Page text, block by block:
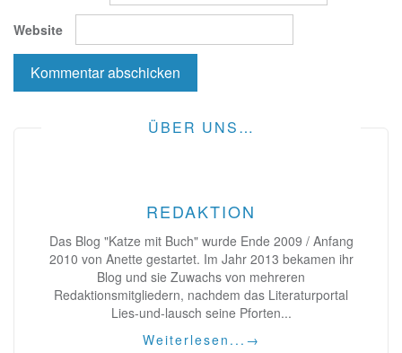
Website
ÜBER UNS…
REDAKTION
Das Blog "Katze mit Buch" wurde Ende 2009 / Anfang
2010 von Anette gestartet. Im Jahr 2013 bekamen ihr
Blog und sie Zuwachs von mehreren
Redaktionsmitgliedern, nachdem das Literaturportal
Lies-und-lausch seine Pforten...
Weiterlesen... →